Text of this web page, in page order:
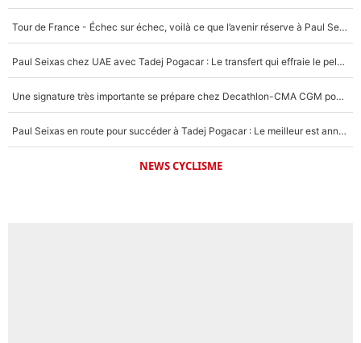
Tour de France - Échec sur échec, voilà ce que l’avenir réserve à Paul Seixas : «Tant qu’il y aura un Pogacar comme celui-là...»
Paul Seixas chez UAE avec Tadej Pogacar : Le transfert qui effraie le peloton, «c’est la pire des choses qui puisse arriver»
Une signature très importante se prépare chez Decathlon-CMA CGM pour aider Paul Seixas à gagner le Tour de France 2027
Paul Seixas en route pour succéder à Tadej Pogacar : Le meilleur est annoncé pour l’avenir de la pépite française
NEWS CYCLISME